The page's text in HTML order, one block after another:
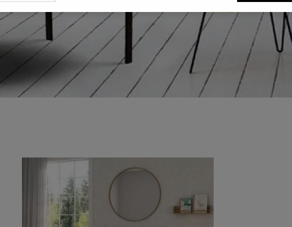
narzędzie do zarządzania twoimi preferencjami dot. przetwarzania danych poprzez
” w stopce serwisu i przechodząc do „Ustawień Zaawansowanych”. Zmiana ustawień
także za pomocą ustawień przeglądarki.
i Agora S.A. możemy przetwarzać dane osobowe w następujących celach:
geolokalizacyjnych. Aktywne skanowanie charakterystyki urządzenia do celów identyfikacji.
na urządzeniu lub dostęp do nich. Spersonalizowane reklamy i treści, pomiar reklam i treści,
usług.
Lista Zaufanych Partnerów